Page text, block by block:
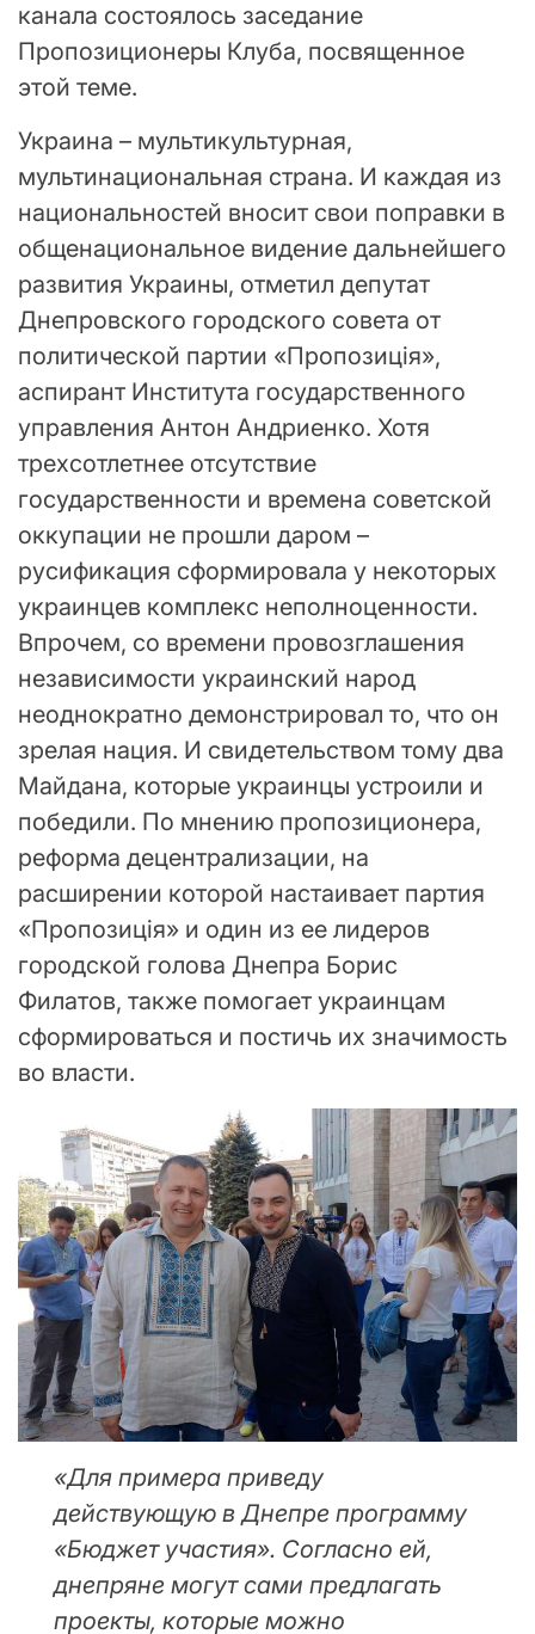
канала состоялось заседание
Пропозиционеры Клуба, посвященное
этой теме.
Украина – мультикультурная,
мультинациональная страна. И каждая из
национальностей вносит свои поправки в
общенациональное видение дальнейшего
развития Украины, отметил депутат
Днепровского городского совета от
политической партии «Пропозиція»,
аспирант Института государственного
управления Антон Андриенко. Хотя
трехсотлетнее отсутствие
государственности и времена советской
оккупации не прошли даром –
русификация сформировала у некоторых
украинцев комплекс неполноценности.
Впрочем, со времени провозглашения
независимости украинский народ
неоднократно демонстрировал то, что он
зрелая нация. И свидетельством тому два
Майдана, которые украинцы устроили и
победили. По мнению пропозиционера,
реформа децентрализации, на
расширении которой настаивает партия
«Пропозиція» и один из ее лидеров
городской голова Днепра Борис
Филатов, также помогает украинцам
сформироваться и постичь их значимость
во власти.
«Для примера приведу
действующую в Днепре программу
«Бюджет участия». Согласно ей,
днепряне могут сами предлагать
проекты, которые можно